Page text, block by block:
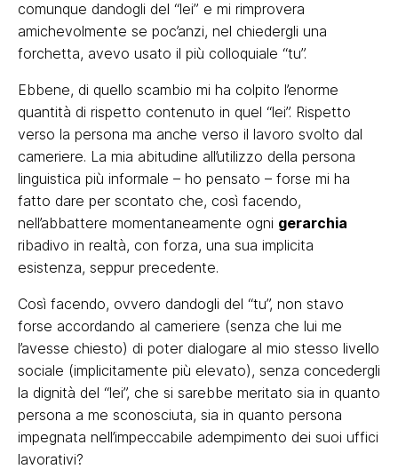
comunque dandogli del “lei” e mi rimprovera
amichevolmente se poc’anzi, nel chiedergli una
forchetta, avevo usato il più colloquiale “tu”.
Ebbene, di quello scambio mi ha colpito l’enorme
quantità di rispetto contenuto in quel “lei”. Rispetto
verso la persona ma anche verso il lavoro svolto dal
cameriere. La mia abitudine all’utilizzo della persona
linguistica più informale – ho pensato – forse mi ha
fatto dare per scontato che, così facendo,
nell’abbattere momentaneamente ogni gerarchia
ribadivo in realtà, con forza, una sua implicita
esistenza, seppur precedente.
Così facendo, ovvero dandogli del “tu”, non stavo
forse accordando al cameriere (senza che lui me
l’avesse chiesto) di poter dialogare al mio stesso livello
sociale (implicitamente più elevato), senza concedergli
la dignità del “lei”, che si sarebbe meritato sia in quanto
persona a me sconosciuta, sia in quanto persona
impegnata nell’impeccabile adempimento dei suoi uffici
lavorativi?